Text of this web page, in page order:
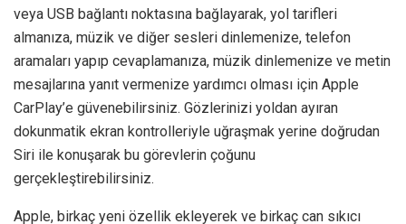
veya USB bağlantı noktasına bağlayarak, yol tarifleri
almanıza, müzik ve diğer sesleri dinlemenize, telefon
aramaları yapıp cevaplamanıza, müzik dinlemenize ve metin
mesajlarına yanıt vermenize yardımcı olması için Apple
CarPlay’e güvenebilirsiniz. Gözlerinizi yoldan ayıran
dokunmatik ekran kontrolleriyle uğraşmak yerine doğrudan
Siri ile konuşarak bu görevlerin çoğunu
gerçekleştirebilirsiniz.
Apple, birkaç yeni özellik ekleyerek ve birkaç can sıkıcı